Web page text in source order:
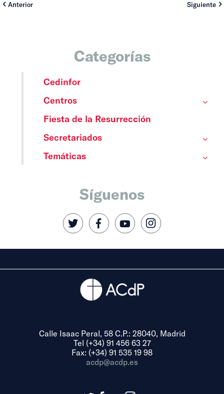
Anterior Siguiente
Categorías
Cedinfor
Centros
Fiesta de la Resurrección
Secretariados
Temáticas
Síguenos
Calle Isaac Peral, 58 C.P.: 28040, Madrid
Tel (+34) 91 456 63 27
Fax: (+34) 91 535 19 98
acdp@acdp.es